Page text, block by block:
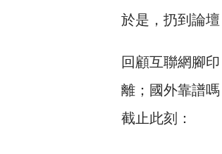
於是，扔到論壇
回顧互聯網腳
離；國外靠譜
截止此刻：